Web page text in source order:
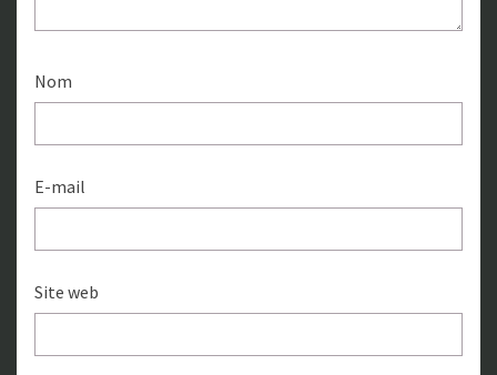
Nom
E-mail
Site web